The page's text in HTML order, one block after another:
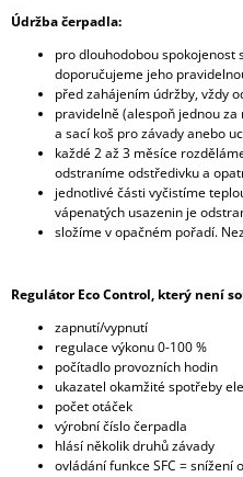
Údržba čerpadla:
pro dlouhodobou spokojenost
doporučujeme jeho
před zahájením údržby, vždy
pravidelně (alespoň jednou
a sací koš pro závady anebo
každé 2 až 3 měsíce
odstraníme odstředivku a
jednotlivé části vyčistíme
vápenatých usazenin je
složíme v opačném pořadí.
Regulátor Eco Control, který není
zapnutí/vypnutí
regulace výkonu 0-100 %
počítadlo provozních hodin
ukazatel okamžité spotřeby
počet otáček
výrobní číslo čerpadla
hlásí několik druhů závady
ovládání funkce SFC = snížení